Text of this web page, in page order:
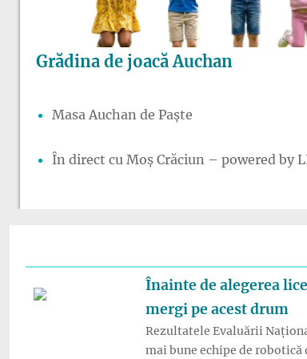
Grădina de joacă Auchan
Masa Auchan de Paște
În direct cu Moș Crăciun – powered by
Înainte de alegerea
mergi pe acest drum
Rezultatele Evaluării
mai bune echipe de